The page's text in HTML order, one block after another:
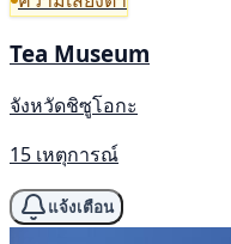
Tea Museum
จังหวัดชิซูโอกะ
15 เหตุการณ์
แจ้งเตือน